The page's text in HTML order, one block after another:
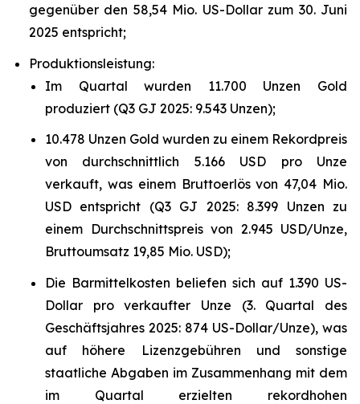
gegenüber den 58,54 Mio. US-Dollar zum 30. Juni
2025 entspricht;
Produktionsleistung:
Im Quartal wurden 11.700 Unzen Gold
produziert (Q3 GJ 2025: 9.543 Unzen);
10.478 Unzen Gold wurden zu einem Rekordpreis
von durchschnittlich 5.166 USD pro Unze
verkauft, was einem Bruttoerlös von 47,04 Mio.
USD entspricht (Q3 GJ 2025: 8.399 Unzen zu
einem Durchschnittspreis von 2.945 USD/Unze,
Bruttoumsatz 19,85 Mio. USD);
Die Barmittelkosten beliefen sich auf 1.390 US-
Dollar pro verkaufter Unze (3. Quartal des
Geschäftsjahres 2025: 874 US-Dollar/Unze), was
auf höhere Lizenzgebühren und sonstige
staatliche Abgaben im Zusammenhang mit dem
im Quartal erzielten rekordhohen